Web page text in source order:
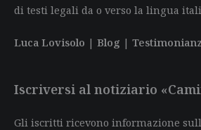
di testi legali da o verso la lingua
Luca Lovisolo | Blog |
Iscriversi al notiziario
Gli iscritti ricevono informazione